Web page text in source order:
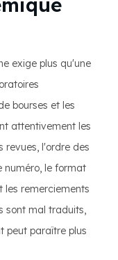
exige plus qu'une
bourses et les
attentivement les
revues, l'ordre des
numéro, le format
les remerciements
sont mal traduits,
peut paraître plus